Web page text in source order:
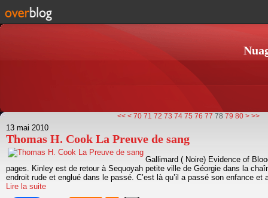
<< < 10
20
30
40
50
60
70 71 72 73 74 75 76 77 78 79 80 90
100
> >>
13 mai 2010
Thomas H. Cook La Preuve de sang
Gallimard ( Noire) Evidence of
pages. Kinley est de retour à Sequoyah petite ville de Géorgie dans la
endroit rude et englué dans le passé. C’est là qu’il a passé son enfance et
Lire la suite